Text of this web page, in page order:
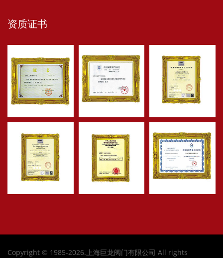
资质证书
Copyright © 1985-2026.上海巨龙阀门有限公司 All rights